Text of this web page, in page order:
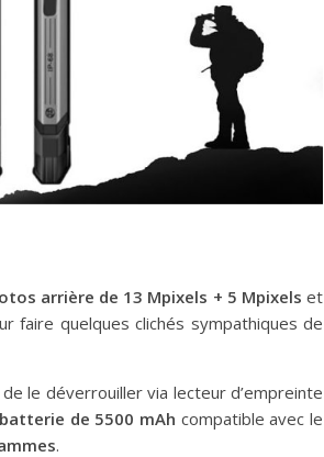
arrière de 13 Mpixels + 5 Mpixels et
faire quelques clichés sympathiques de
le déverrouiller via lecteur d’empreinte
batterie de 5500 mAh compatible avec le
.